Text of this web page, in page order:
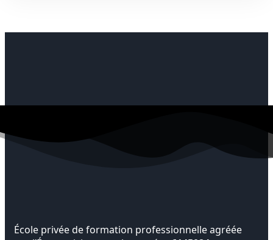
École privée de formation professionnelle agréée